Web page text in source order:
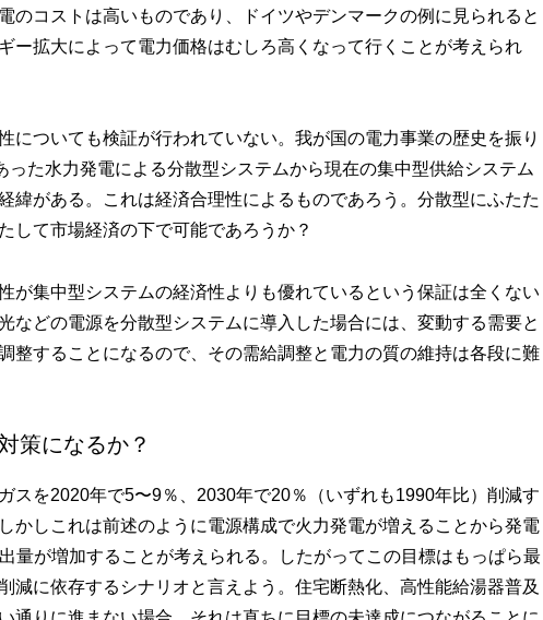
のコストは高いものであり、ドイツやデンマークの例に見られると
ー拡大によって電力価格はむしろ高くなって行くことが考えられ
についても検証が行われていない。我が国の電力事業の歴史を振り
った水力発電による分散型システムから現在の集中型供給システム
緯がある。これは経済合理性によるものであろう。分散型にふたた
して市場経済の下で可能であろうか？
が集中型システムの経済性よりも優れているという保証は全くない
などの電源を分散型システムに導入した場合には、変動する需要と
整することになるので、その需給調整と電力の質の維持は各段に難
策になるか？
スを2020年で5〜9％、2030年で20％（いずれも1990年比）削減す
かしこれは前述のように電源構成で火力発電が増えることから発電
量が増加することが考えられる。したがってこの目標はもっぱら最
減に依存するシナリオと言えよう。住宅断熱化、高性能給湯器普及